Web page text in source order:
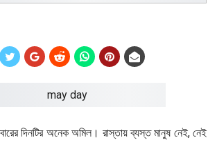
দিনটির অনেক অমিল। রাস্তায় ব্যস্ত মানুষ নেই, নেই